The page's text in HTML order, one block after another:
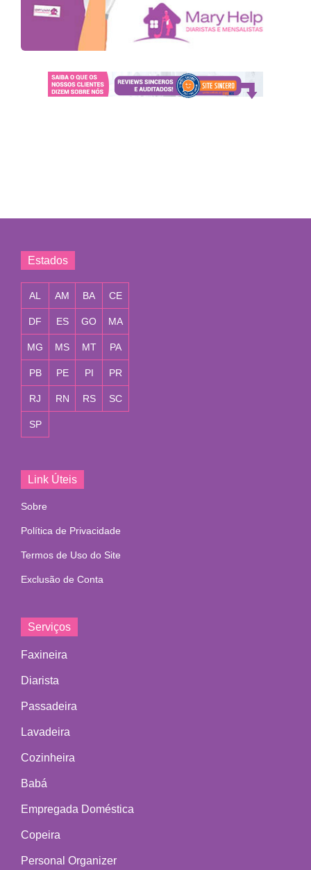
Estados
AL AM BA CE
DF ES GO MA
MG MS MT PA
PB PE PI PR
RJ RN RS SC
SP
Link Úteis
Sobre
Política de Privacidade
Termos de Uso do Site
Exclusão de Conta
Serviços
Faxineira
Diarista
Passadeira
Lavadeira
Cozinheira
Babá
Empregada Doméstica
Copeira
Personal Organizer